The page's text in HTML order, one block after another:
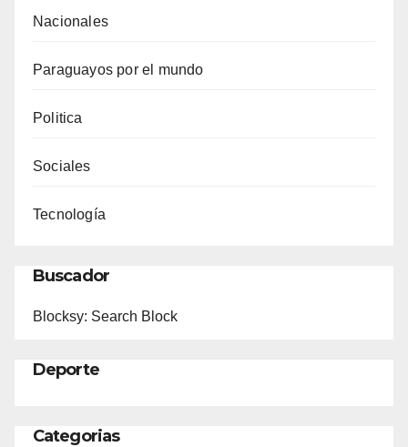
Nacionales
Paraguayos por el mundo
Politica
Sociales
Tecnología
Buscador
Blocksy: Search Block
Deporte
Categorias